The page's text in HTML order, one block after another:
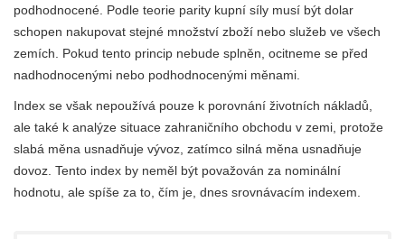
podhodnocené. Podle teorie parity kupní síly musí být dolar
schopen nakupovat stejné množství zboží nebo služeb ve všech
zemích. Pokud tento princip nebude splněn, ocitneme se před
nadhodnocenými nebo podhodnocenými měnami.
Index se však nepoužívá pouze k porovnání životních nákladů,
ale také k analýze situace zahraničního obchodu v zemi, protože
slabá měna usnadňuje vývoz, zatímco silná měna usnadňuje
dovoz. Tento index by neměl být považován za nominální
hodnotu, ale spíše za to, čím je, dnes srovnávacím indexem.